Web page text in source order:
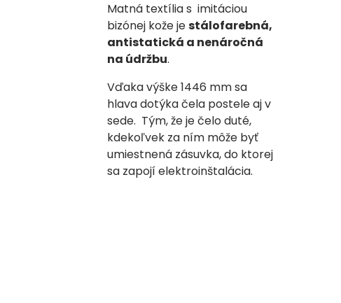
Matná textília s imitáciou
bizónej kože jestálofarebná,
antistatická a nenáročná
na údržbu.
Vďaka výške 1446 mm sa
hlava dotýka čela postele aj v
sede. Tým, že je čelo duté,
kdekoľvek za ním môže byť
umiestnená zásuvka, do ktorej
sa zapojí elektroinštalácia.